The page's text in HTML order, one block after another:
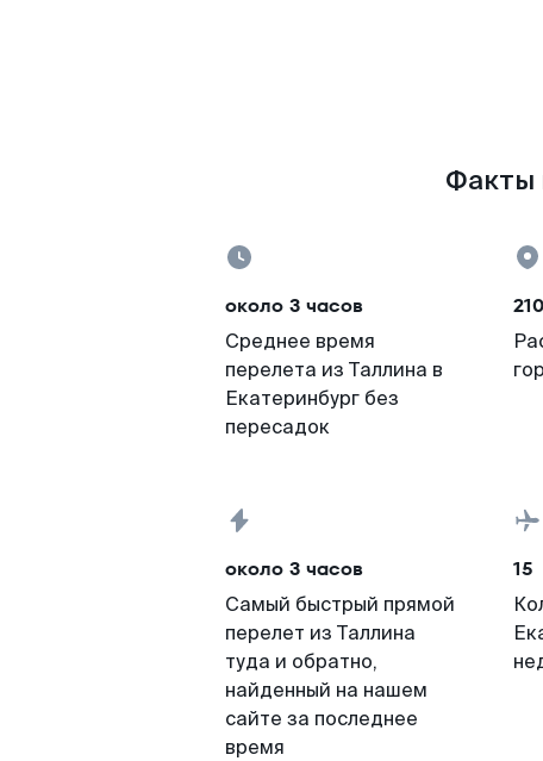
Факты
около 3 часов
Среднее время
перелета из Таллина в
Екатеринбург без
пересадок
около 3 часов
Самый быстрый прямой
перелет из Таллина
туда и обратно,
найденный на нашем
сайте за последнее
время
15